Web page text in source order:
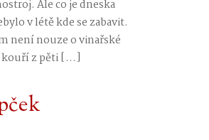
Ale co je dneska
v létě kde se zabavit.
není nouze o vinařské
kouří z pěti […]